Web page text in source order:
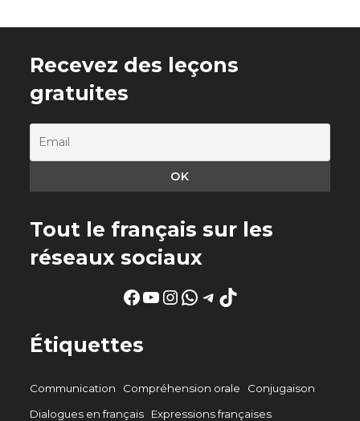
Recevez des leçons
gratuites
Tout le français sur les
réseaux sociaux
Facebook
YouTube
Instagram
WhatsApp
Telegram
TikTok
Étiquettes
Communication Compréhension orale
Conjugaison
Dialogues en français
Expressions françaises